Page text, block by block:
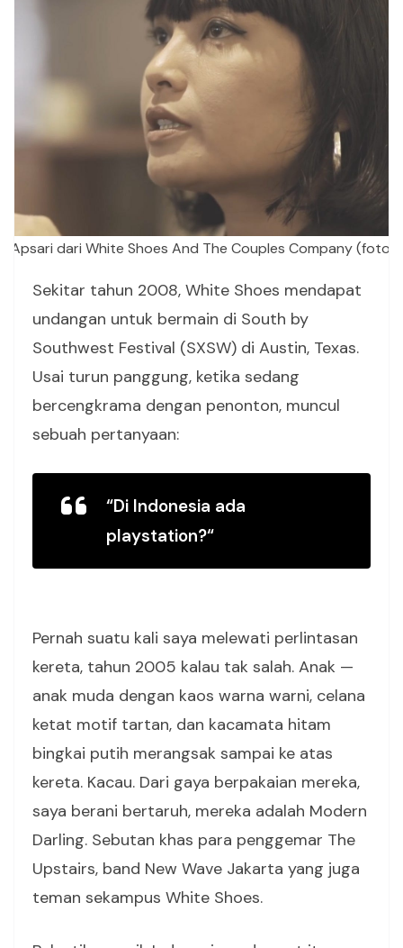
Apsari dari White Shoes And The Couples Company (foto:
Sekitar tahun 2008, White Shoes mendapat
undangan untuk bermain di South by
Southwest Festival (SXSW) di Austin, Texas.
Usai turun panggung, ketika sedang
bercengkrama dengan penonton, muncul
sebuah pertanyaan:
“Di Indonesia ada
playstation?“
Pernah suatu kali saya melewati perlintasan
kereta, tahun 2005 kalau tak salah. Anak —
anak muda dengan kaos warna warni, celana
ketat motif tartan, dan kacamata hitam
bingkai putih merangsak sampai ke atas
kereta. Kacau. Dari gaya berpakaian mereka,
saya berani bertaruh, mereka adalah Modern
Darling. Sebutan khas para penggemar The
Upstairs, band New Wave Jakarta yang juga
teman sekampus White Shoes.